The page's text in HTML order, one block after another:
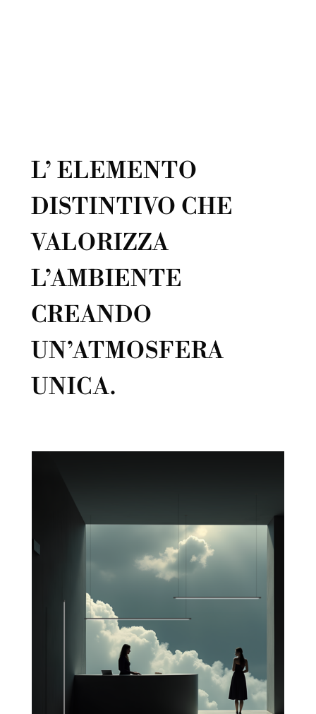
L’ ELEMENTO
DISTINTIVO CHE
VALORIZZA
L’AMBIENTE
CREANDO
UN’ATMOSFERA
UNICA.